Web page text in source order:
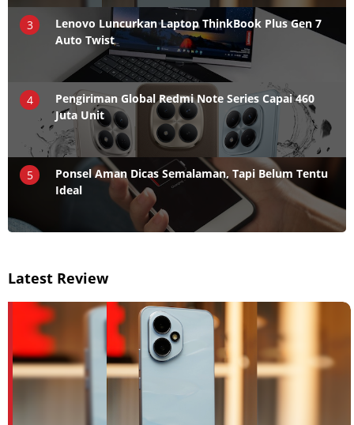
3
Lenovo Luncurkan Laptop ThinkBook Plus Gen 7
Auto Twist
4
Pengiriman Global Redmi Note Series Capai 460
Juta Unit
5
Ponsel Aman Dicas Semalaman, Tapi Belum Tentu
Ideal
Latest Review